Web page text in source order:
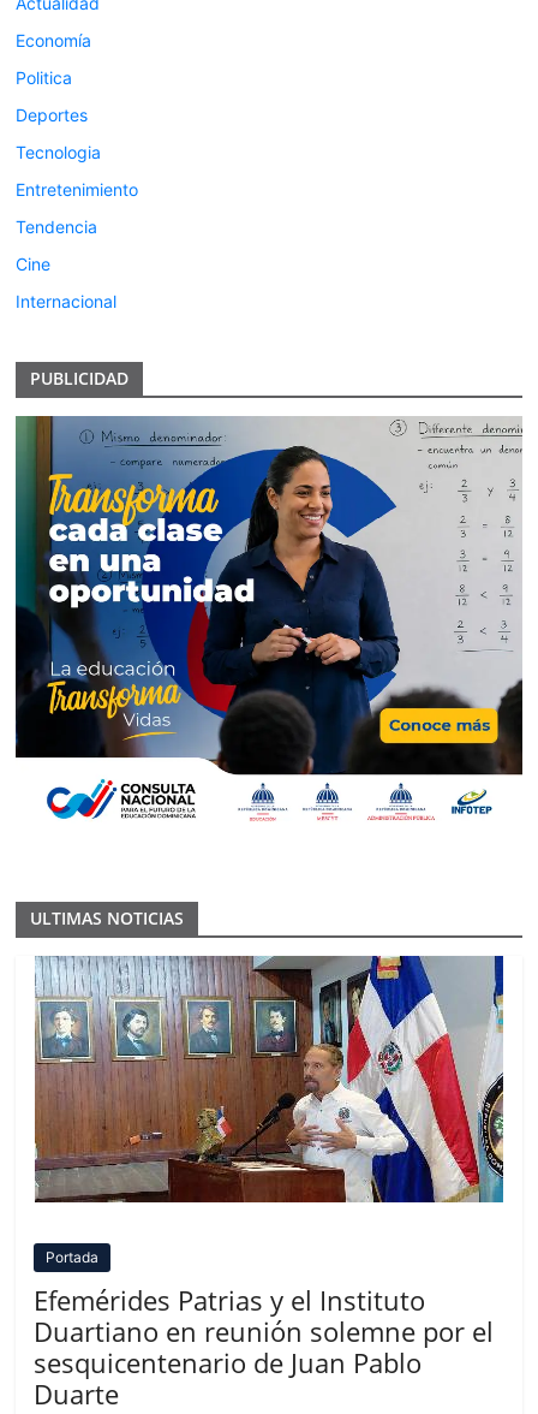
Economía
Politica
Deportes
Tecnologia
Entretenimiento
Tendencia
Cine
Internacional
PUBLICIDAD
ULTIMAS NOTICIAS
Portada
Efemérides Patrias y el Instituto
Duartiano en reunión solemne por el
sesquicentenario de Juan Pablo
Duarte